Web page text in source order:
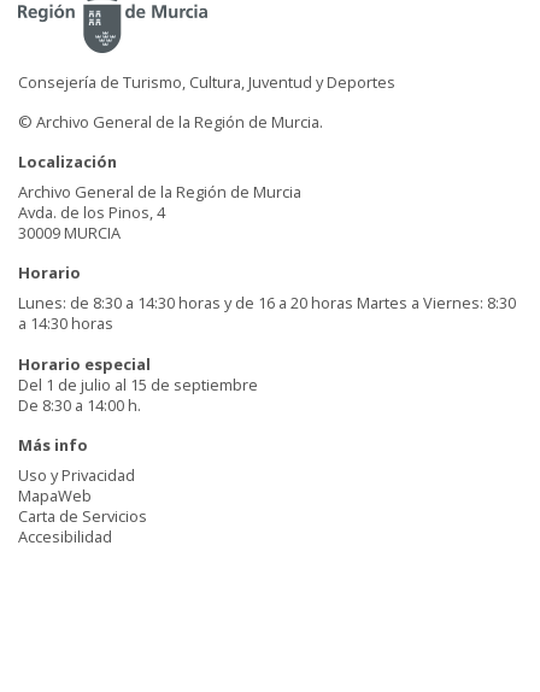
Consejería de Turismo, Cultura, Juventud y Deportes
© Archivo General de la Región de Murcia.
Localización
Archivo General de la Región de Murcia
Avda. de los Pinos, 4
30009 MURCIA
Horario
Lunes: de 8:30 a 14:30 horas y de 16 a 20 horas Martes a Viernes: 8:30
a 14:30 horas
Horario especial
Del 1 de julio al 15 de septiembre
De 8:30 a 14:00 h.
Más info
Uso y Privacidad
MapaWeb
Carta de Servicios
Accesibilidad